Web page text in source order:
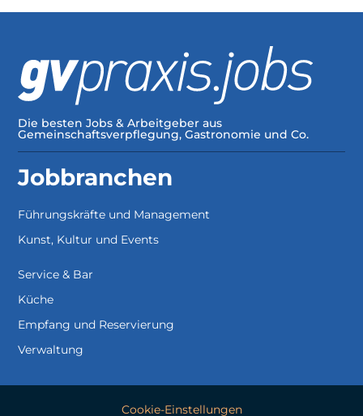
Die besten Jobs & Arbeitgeber aus
Gemeinschaftsverpflegung, Gastronomie und Co.
Jobbranchen
Führungskräfte und Management
Kunst, Kultur und Events
Service & Bar
Küche
Empfang und Reservierung
Verwaltung
Cookie-Einstellungen